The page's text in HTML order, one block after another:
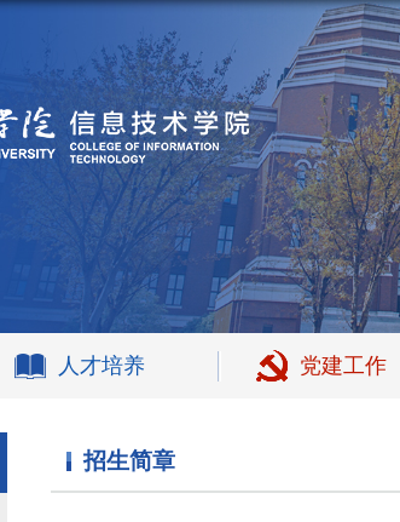
人才培养 党建工作
招生简章